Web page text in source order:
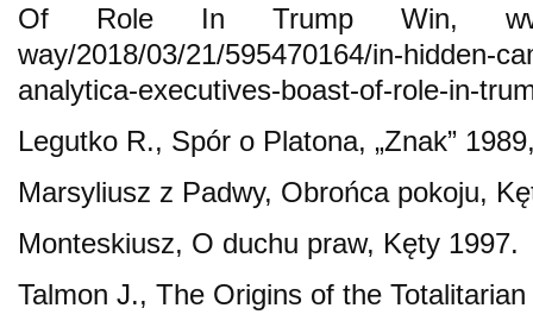
Of Role In Trump Win,
way/2018/03/21/595470164/in-hidden-
analytica-executives-boast-of-role-in-
Legutko R., Spór o Platona, „Znak”
Marsyliusz z Padwy, Obrońca pokoju,
Monteskiusz, O duchu praw, Kęty 1997.
Talmon J., The Origins of the